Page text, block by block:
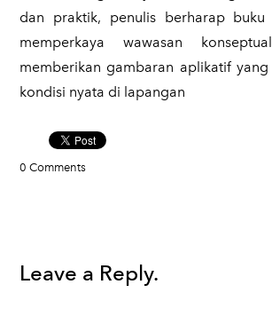
dan praktik, penulis berharap
memperkaya wawasan
memberikan gambaran aplikatif
kondisi nyata di lapangan
0 Comments
Leave a Reply.